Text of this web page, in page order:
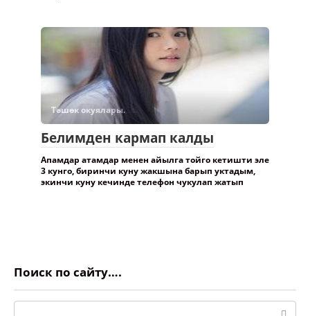
Төшөк окуялары.
Белимден кармап калды
Апамдар атамдар менен айылга тойго кетишти эле
3 кунго, биринчи куну жакшына барып уктадым,
экинчи куну кечинде телефон чукулап жатып
Поиск по сайту….
Поиск: